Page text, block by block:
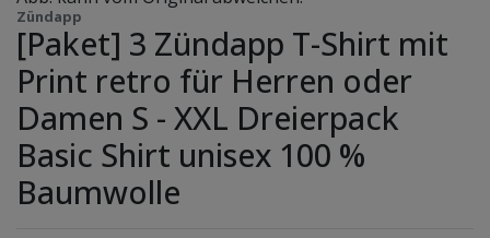
Zündapp
[Paket] 3 Zündapp T-Shirt mit
Print retro für Herren oder
Damen S - XXL Dreierpack
Basic Shirt unisex 100 %
Baumwolle